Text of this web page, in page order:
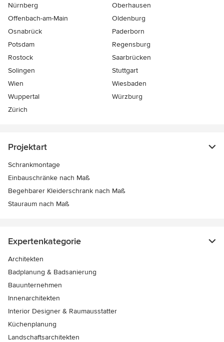
Nürnberg
Oberhausen
Offenbach-am-Main
Oldenburg
Osnabrück
Paderborn
Potsdam
Regensburg
Rostock
Saarbrücken
Solingen
Stuttgart
Wien
Wiesbaden
Wuppertal
Würzburg
Zürich
Projektart
Schrankmontage
Einbauschränke nach Maß
Begehbarer Kleiderschrank nach Maß
Stauraum nach Maß
Expertenkategorie
Architekten
Badplanung & Badsanierung
Bauunternehmen
Innenarchitekten
Interior Designer & Raumausstatter
Küchenplanung
Landschaftsarchitekten